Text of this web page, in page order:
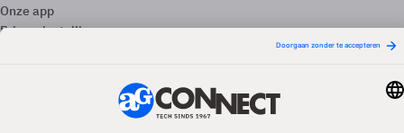
Onze app
Privacyinstellingen